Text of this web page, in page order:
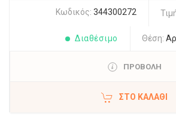
Κωδικός: 344300272
Διαθέσιμο Θέση:
ΠΡΟΒΟΛΗ
ΣΤΟ ΚΑΛΆΘΙ